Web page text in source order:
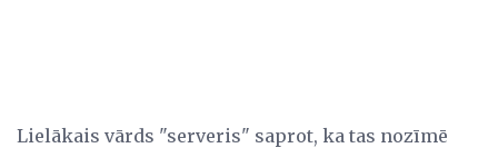
Lielākais vārds "serveris" saprot, ka tas nozīmē